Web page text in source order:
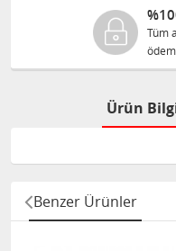
%100
Tüm
ödeme
Ürün
Benzer Ürünler